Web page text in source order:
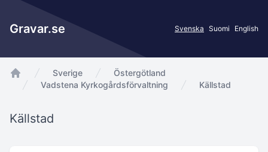
Gravar.se Svenska Suomi English
app.Start
Sverige
Östergötland
Vadstena Kyrkogårdsförvaltning
Källstad
Källstad